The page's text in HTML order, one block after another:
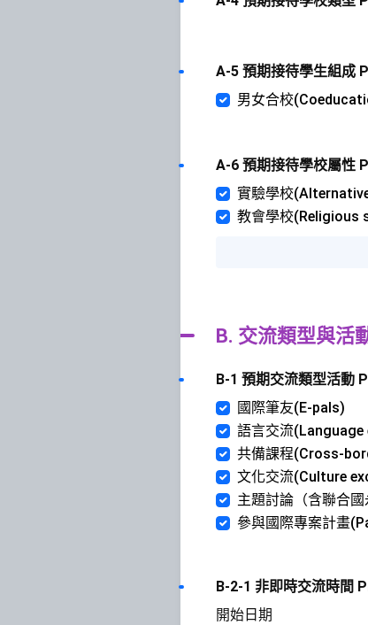
A-5 預期接待學生組
男女合校
A-6 預期接待學校屬
實驗學校
教會學校(Religious
B. 交流類型與活
B-1 預期交流類型活
國際筆友(E-pals)
語言交流(Language
共備課程(Cross-
文化交流(Culture
主題討論（含聯合
參與國際專案計畫
B-2-1 非即時交流時
開始日期